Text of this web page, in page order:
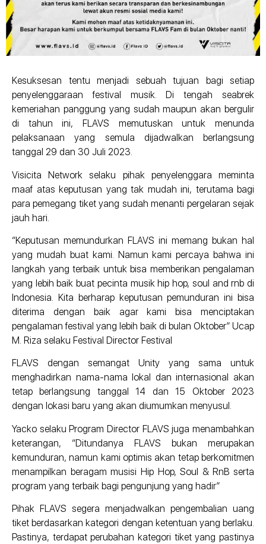
Kesuksesan tentu menjadi sebuah tujuan bagi setiap
penyelenggaraan festival musik. Di tengah seabrek
kemeriahan panggung yang sudah maupun akan bergulir
di tahun ini, FLAVS memutuskan untuk menunda
pelaksanaan yang semula dijadwalkan berlangsung
tanggal 29 dan 30 Juli 2023.
Visicita Network selaku pihak penyelenggara meminta
maaf atas keputusan yang tak mudah ini, terutama bagi
para pemegang tiket yang sudah menanti pergelaran sejak
jauh hari.
“Keputusan memundurkan FLAVS ini memang bukan hal
yang mudah buat kami. Namun kami percaya bahwa ini
langkah yang terbaik untuk bisa memberikan pengalaman
yang lebih baik buat pecinta musik hip hop, soul and rnb di
Indonesia. Kita berharap keputusan pemunduran ini bisa
diterima dengan baik agar kami bisa menciptakan
pengalaman festival yang lebih baik di bulan Oktober” Ucap
M. Riza selaku Festival Director Festival
FLAVS dengan semangat Unity yang sama untuk
menghadirkan nama-nama lokal dan internasional akan
tetap berlangsung tanggal 14 dan 15 Oktober 2023
dengan lokasi baru yang akan diumumkan menyusul.
Yacko selaku Program Director FLAVS juga menambahkan
keterangan, “Ditundanya FLAVS bukan merupakan
kemunduran, namun kami optimis akan tetap berkomitmen
menampilkan beragam musisi Hip Hop, Soul & RnB serta
program yang terbaik bagi pengunjung yang hadir”
Pihak FLAVS segera menjadwalkan pengembalian uang
tiket berdasarkan kategori dengan ketentuan yang berlaku.
Pastinya, terdapat perubahan kategori tiket yang pastinya